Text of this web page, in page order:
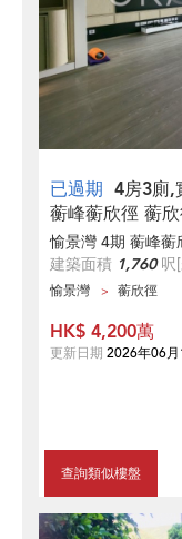
已過期 4房3廁,
蘅峰蘅欣徑 蘅
愉景灣 4期 蘅峰
建築面積 1,760呎
愉景灣 蘅欣徑
查詢類似樓盤
HK$ 4,200萬
更新日期 2026年06月